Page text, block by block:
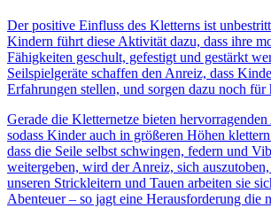
Der positive Einfluss des Kletterns ist
Kindern führt diese Aktivität dazu, dass ihre
Fähigkeiten geschult, gefestigt und gestärkt
Seilspielgeräte schaffen den Anreiz, dass
Erfahrungen stellen, und sorgen dazu noch für
Gerade die Kletternetze bieten
sodass Kinder auch in größeren Höhen
dass die Seile selbst schwingen, federn und
weitergeben, wird der Anreiz, sich
unseren Strickleitern und Tauen arbeiten sie
Abenteuer – so jagt eine Herausforderung die